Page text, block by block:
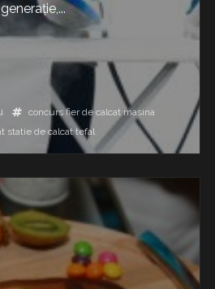
generație,...
concurs fier de calcat masina
statie de calcat tefal